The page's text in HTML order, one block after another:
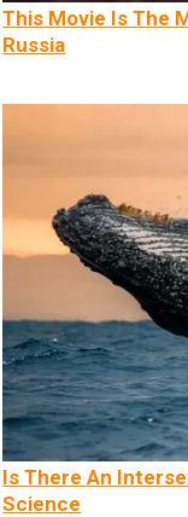
This Movie Is The
Russia
Is There An
Science